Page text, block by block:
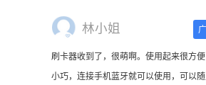
陈先生
这是我用过最好的POS机没有之一，单笔
50000。